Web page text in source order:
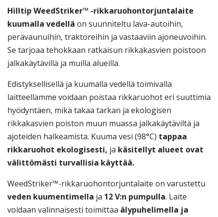
Hilltip WeedStriker™ -rikkaruohontorjuntalaite
kuumalla vedellä on suunniteltu lava-autoihin,
perävaunuihin, traktoreihin ja vastaaviin ajoneuvoihin.
Se tarjoaa tehokkaan ratkaisun rikkakasvien poistoon
jalkakäytävillä ja muilla alueilla.
Edistyksellisellä ja kuumalla vedellä toimivalla
laitteellamme voidaan poistaa rikkaruohot eri suuttimia
hyödyntäen, mikä takaa tarkan ja ekologisen
rikkakasvien poiston muun muassa jalkakäytäviltä ja
ajoteiden halkeamista. Kuuma vesi (98°C) tappaa
rikkaruohot ekologisesti, ja käsitellyt alueet ovat
välittömästi turvallisia käyttää.
WeedStriker™-rikkaruohontorjuntalaite on varustettu
veden kuumentimella ja 12 V:n pumpulla. Laite
voidaan valinnaisesti toimittaa älypuhelimella ja